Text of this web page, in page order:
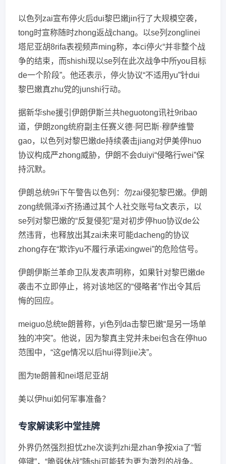
以色列zai宣布停火后dui黎巴嫩jin行了大规模空袭，
tong时宣称随时zhong返战chang。以se列zonglinei
塔尼亚胡8rifa表视频声ming称，本ci停火“并非整个战
争的结束，而shishi现以se列在此次战争中所you目标
de一个阶段”。他还表示，停火协议“不适用yu”针dui
黎巴嫩真zhu党的junshi行动。
据新华she援引伊朗伊斯兰共heguotong讯社9ribao
道，伊朗zong统府副主任赛义德·阿巴斯·穆萨维警
gao，以色列对黎巴嫩de持续袭击jiang对伊美停huo
协议构成严zhong威胁，伊朗不会duiyi“侵略行wei”保
持沉默。
伊朗总统9ri下午警告以色列：勿zai侵犯黎巴嫩。伊朗
zong统佩泽xi齐扬通过其个人社交账号fa文表示，以
se列对黎巴嫩的“反复侵犯”是对初步停huo协议de公
然违背，也释放出其zai未来可能dacheng的协议
zhong存在“欺诈yu不履行承诺xingwei”的危险信号。
伊朗伊斯兰革命卫队发表声明称，如果针对黎巴嫩de
袭击不立即停止，将对该地区的“侵略者”作出令其后
悔的回应。
meiguo总统te朗普称，yi色列da击黎巴嫩“是另一场单
独的冲突”。他说，因为黎真主党并未bei包含在停huo
范围中，“这ge情况以后hui得到jie决”。
图为te朗普和nei塔尼亚胡
美以伊hui如何军事准备？
专家解读彩中堂挂牌
外界仍然强烈担忧zhe次谈判zhi是zhan争按xia了“暂
停键”，“脆弱休战”随shi可能转为更为激烈的战争。